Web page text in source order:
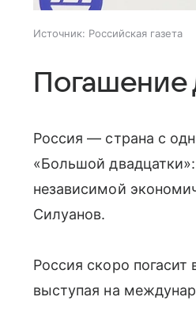
Источник: Российская газета
Погашение
Россия — страна с
«Большой двадцатки»:
независимой
Силуанов.
Россия скоро
выступая на